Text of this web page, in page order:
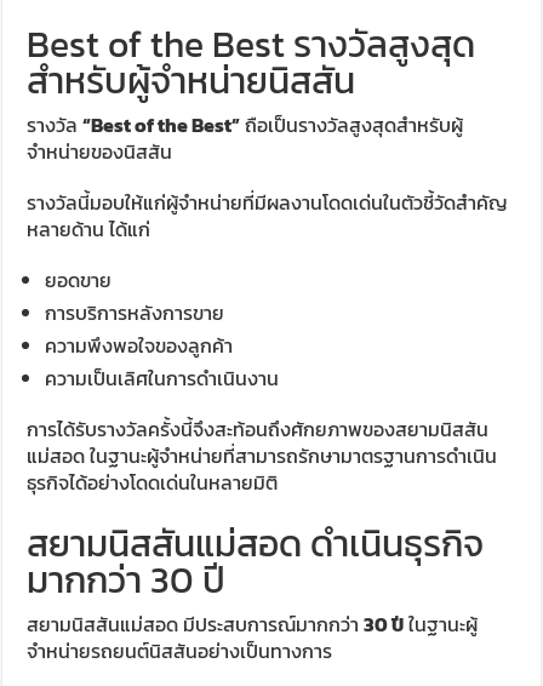
Best of the Best รางวัลสูงสุด
สำหรับผู้จำหน่ายนิสสัน
รางวัล“Best of the Best”ถือเป็นรางวัลสูงสุดสำหรับผู้
จำหน่ายของนิสสัน
รางวัลนี้มอบให้แก่ผู้จำหน่ายที่มีผลงานโดดเด่นในตัวชี้วัดสำคัญ
หลายด้าน ได้แก่
ยอดขาย
การบริการหลังการขาย
ความพึงพอใจของลูกค้า
ความเป็นเลิศในการดำเนินงาน
การได้รับรางวัลครั้งนี้จึงสะท้อนถึงศักยภาพของสยามนิสสัน
แม่สอด ในฐานะผู้จำหน่ายที่สามารถรักษามาตรฐานการดำเนิน
ธุรกิจได้อย่างโดดเด่นในหลายมิติ
สยามนิสสันแม่สอด ดำเนินธุรกิจ
มากกว่า 30 ปี
สยามนิสสันแม่สอด มีประสบการณ์มากกว่า30 ปีในฐานะผู้
จำหน่ายรถยนต์นิสสันอย่างเป็นทางการ